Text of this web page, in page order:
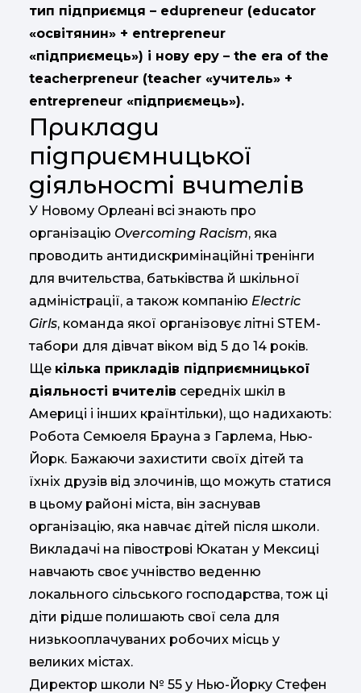
тип підприємця – edupreneur (educator
«освітянин» + entrepreneur
«підприємець») і нову еру – the era of the
teacherpreneur (teacher «учитель» +
entrepreneur «підприємець»).
Приклади
підприємницької
діяльності вчителів
У Новому Орлеані всі знають про
організацію Overcoming Racism, яка
проводить антидискримінаційні тренінги
для вчительства, батьківства й шкільної
адміністрації, а також компанію Electric
Girls, команда якої організовує літні STEM-
табори для дівчат віком від 5 до 14 років.
Ще кілька прикладів підприємницької
діяльності вчителів середніх шкіл в
Америці і інших країнтільки), що надихають:
Робота Семюеля Брауна з Гарлема, Нью-
Йорк. Бажаючи захистити своїх дітей та
їхніх друзів від злочинів, що можуть статися
в цьому районі міста, він заснував
організацію, яка навчає дітей після школи.
Викладачі на півострові Юкатан у Мексиці
навчають своє учнівство веденню
локального сільського господарства, тож ці
діти рідше полишають свої села для
низькооплачуваних робочих місць у
великих містах.
Директор школи № 55 у Нью-Йорку Стефен